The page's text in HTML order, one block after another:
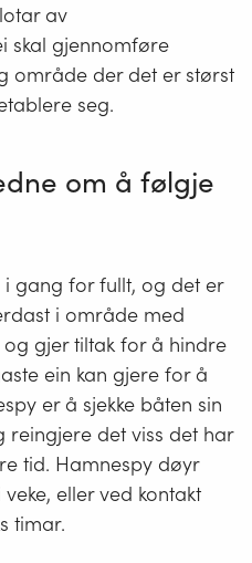
av
skal gjennomføre
område der det er størst
seg.
om å følgje
i gang for fullt, og det er
i område med
gjer tiltak for å hindre
ein kan gjere for å
er å sjekke båten sin
reingjere det viss det har
tid. Hamnespy døyr
eller ved kontakt
timar.